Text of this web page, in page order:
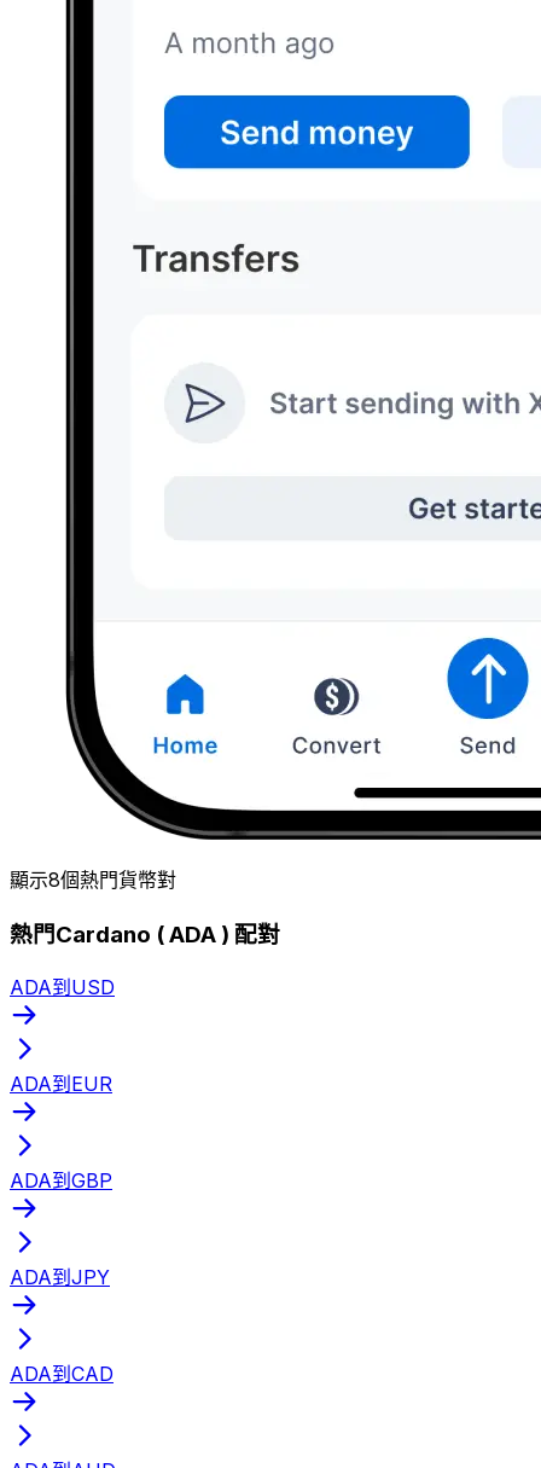
顯示8個熱門貨幣對
熱門Cardano ( ADA ) 配對
ADA到USD
ADA到EUR
ADA到GBP
ADA到JPY
ADA到CAD